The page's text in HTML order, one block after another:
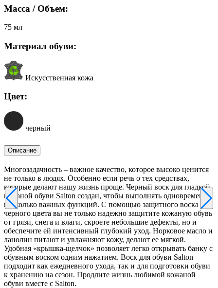
Масса / Объем:
75 мл
Материал обуви:
Искусственная кожа
Цвет:
черный
Описание
Многозадачность – важное качество, которое высоко ценится
не только в людях. Особенно если речь о тех средствах,
которые делают нашу жизнь проще. Черный воск для гладкой
кожаной обуви Salton создан, чтобы выполнять одновременно
несколько важных функций. С помощью защитного воска
черного цвета вы не только надежно защитите кожаную обувь
от грязи, снега и влаги, скроете небольшие дефекты, но и
обеспечите ей интенсивный глубокий уход. Норковое масло и
ланолин питают и увлажняют кожу, делают ее мягкой.
Удобная «крышка-щелчок» позволяет легко открывать банку с
обувным воском одним нажатием. Воск для обуви Salton
подходит как ежедневного ухода, так и для подготовки обуви
к хранению на сезон. Продлите жизнь любимой кожаной
обуви вместе с Salton.